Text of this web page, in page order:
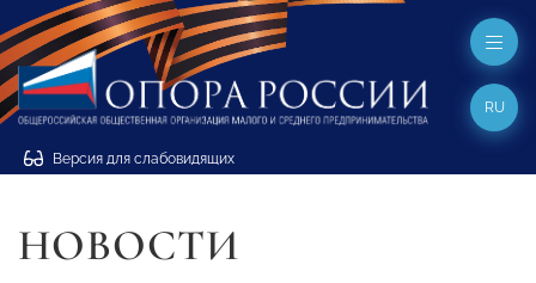
Версия для слабовидящих
RU
НОВОСТИ